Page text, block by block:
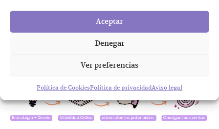
Aceptar
Denegar
Ver preferencias
Política de CookiesPolítica de privacidadAviso legal
presencial digital con estrategia.